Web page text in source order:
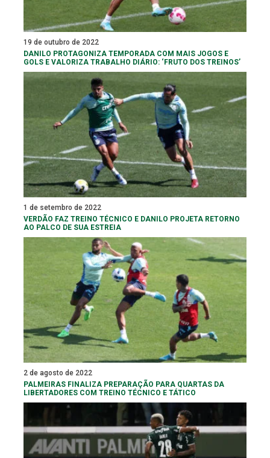
19 de outubro de 2022
DANILO PROTAGONIZA TEMPORADA COM MAIS JOGOS E
GOLS E VALORIZA TRABALHO DIÁRIO: ‘FRUTO DOS TREINOS’
1 de setembro de 2022
VERDÃO FAZ TREINO TÉCNICO E DANILO PROJETA RETORNO
AO PALCO DE SUA ESTREIA
2 de agosto de 2022
PALMEIRAS FINALIZA PREPARAÇÃO PARA QUARTAS DA
LIBERTADORES COM TREINO TÉCNICO E TÁTICO